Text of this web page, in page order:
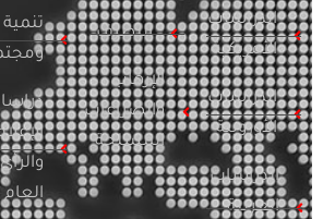
الدراسات
الأمريكية
الدراسات
الأوروبية
الدراسات
العربية
التطرف
الإرهاب
والصراعات
المسلحة
تنمية
الإعلام
والرأي
العام